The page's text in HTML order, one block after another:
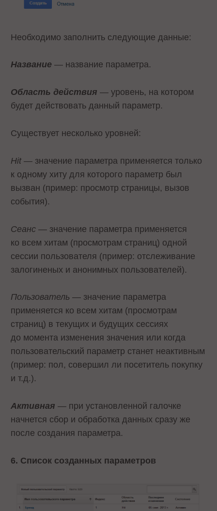
Необходимо заполнить следующие данные:
Название — название параметра.
Область действия — уровень, на котором
будет действовать данный параметр.
Существует несколько уровней:
Hit— значение параметра применяется только
к одному хиту для которого параметр был
вызван (пример: просмотр страницы, вызов
события).
Сеанс— значение параметра применяется
ко всем хитам (просмотрам страниц) одной
сессии пользователя (пример: отслеживание
залогиненых и анонимных пользователей).
Пользователь — значение параметра
применяется ко всем хитам (просмотрам
страниц) в текущих и будущих сессиях
до момента изменения значения или когда
пользовательский параметр станет неактивным
(пример: пол, совершил ли посетитель покупку
и т.д.).
Активная — при установленной галочке
начнется сбор и обработка данных сразу же
после создания параметра.
6. Список созданных параметров